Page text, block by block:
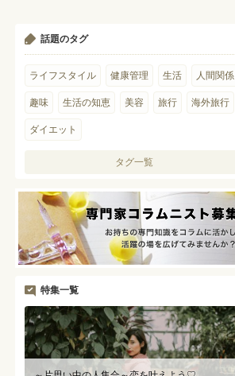
話題のタグ
ライフスタイル 健康管理 生活 人間関係
趣味 生活の知恵 美容 旅行 海外旅行
ダイエット
タグ一覧
特集一覧